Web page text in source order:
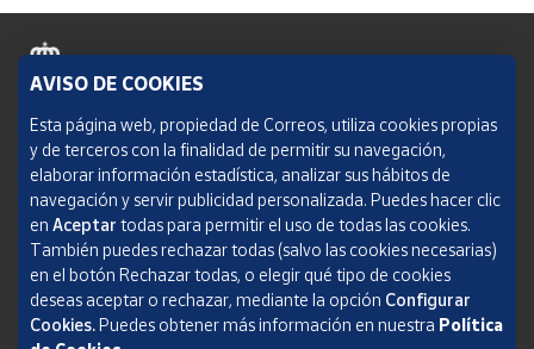
Política de cookies
Aviso legal
Condiciones del servicio
Política de Privacidad Web
Informe de transparencia
AVISO DE COOKIES
Esta página web, propiedad de Correos, utiliza cookies propias
y de terceros con la finalidad de permitir su navegación,
elaborar información estadística, analizar sus hábitos de
navegación y servir publicidad personalizada. Puedes hacer clic
en Aceptar todas para permitir el uso de todas las cookies.
También puedes rechazar todas (salvo las cookies necesarias)
en el botón Rechazar todas, o elegir qué tipo de cookies
deseas aceptar o rechazar, mediante la opción Configurar
Cookies.Puedes obtener más información en nuestra Política